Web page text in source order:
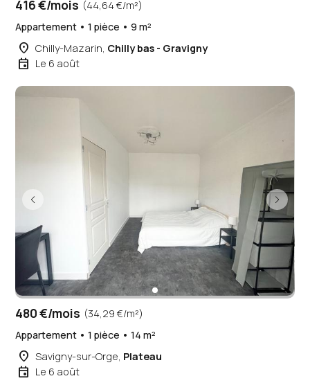
416 €/mois (44,64 €/m²)
Appartement • 1 pièce • 9 m²
place Chilly-Mazarin, Chilly bas - Gravigny
event Le 6 août
480 €/mois (34,29 €/m²)
Appartement • 1 pièce • 14 m²
place Savigny-sur-Orge, Plateau
event Le 6 août